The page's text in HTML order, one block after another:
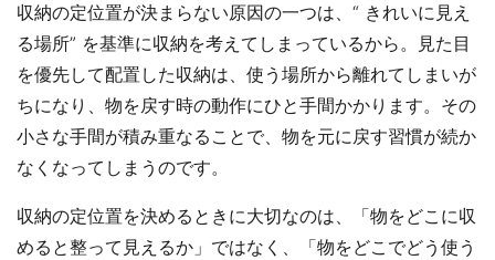
収納の定位置が決まらない原因の一つは、“ きれいに見え
る場所” を基準に収納を考えてしまっているから。見た目
を優先して配置した収納は、使う場所から離れてしまいが
ちになり、物を戻す時の動作にひと手間かかります。その
小さな手間が積み重なることで、物を元に戻す習慣が続か
なくなってしまうのです。
収納の定位置を決めるときに大切なのは、「物をどこに収
めると整って見えるか」ではなく、「物をどこでどう使う